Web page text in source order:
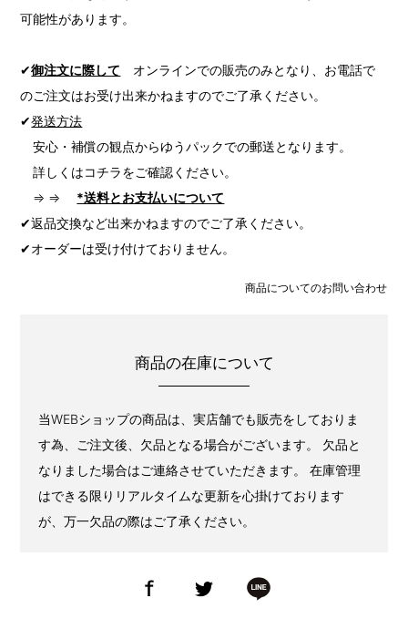
可能性があります。
✔御注文に際して オンラインでの販売のみとなり、お電話で
のご注文はお受け出来かねますのでご了承ください。
✔発送方法
安心・補償の観点からゆうパックでの郵送となります。
詳しくはコチラをご確認ください。
⇒ ⇒
*送料とお支払いについて
✔返品交換など出来かねますのでご了承ください。
✔オーダーは受け付けておりません。
商品についてのお問い合わせ
商品の在庫について
当WEBショップの商品は、実店舗でも販売をしておりま
す為、ご注文後、欠品となる場合がございます。 欠品と
なりました場合はご連絡させていただきます。 在庫管理
はできる限りリアルタイムな更新を心掛けております
が、万一欠品の際はご了承ください。